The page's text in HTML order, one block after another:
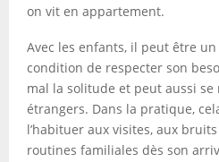
on vit en appartement.
Avec les enfants, il peut être
condition de respecter son
mal la solitude et peut aussi se
étrangers. Dans la pratique,
l’habituer aux visites, aux
routines familiales dès son